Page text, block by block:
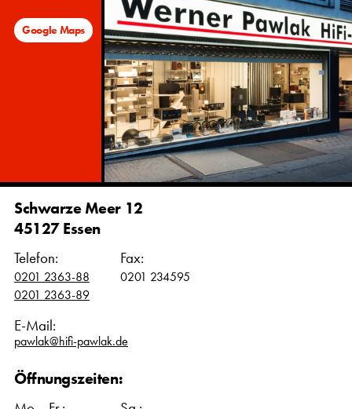
Google Maps
Schwarze Meer 12
45127 Essen
Telefon:
0201 2363-88
0201 2363-89
Fax:
0201 234595
E-Mail:
pawlak@hifi-pawlak.de
Öffnungszeiten: